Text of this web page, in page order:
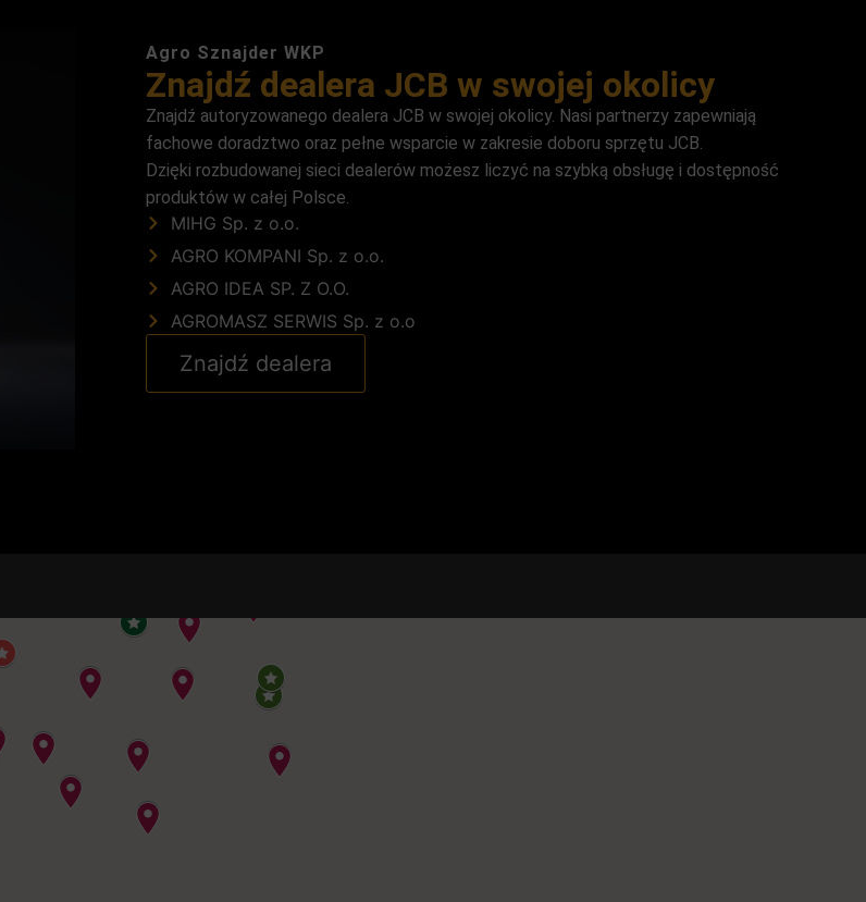
Agro Sznajder WKP
Znajdź dealera JCB w swojej okolicy
Znajdź autoryzowanego dealera JCB w swojej okolicy. Nasi partnerzy zapewniają
fachowe doradztwo oraz pełne wsparcie w zakresie doboru sprzętu JCB.
Dzięki rozbudowanej sieci dealerów możesz liczyć na szybką obsługę i dostępność
produktów w całej Polsce.
MIHG Sp. z o.o.
AGRO KOMPANI Sp. z o.o.
AGRO IDEA SP. Z O.O.
AGROMASZ SERWIS Sp. z o.o
Znajdź dealera